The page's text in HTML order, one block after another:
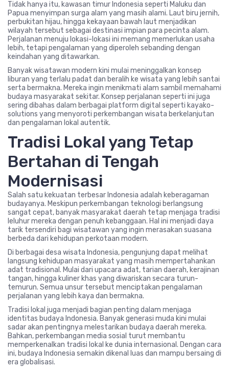
Tidak hanya itu, kawasan timur Indonesia seperti Maluku dan
Papua menyimpan surga alam yang masih alami. Laut biru jernih,
perbukitan hijau, hingga kekayaan bawah laut menjadikan
wilayah tersebut sebagai destinasi impian para pecinta alam.
Perjalanan menuju lokasi-lokasi ini memang memerlukan usaha
lebih, tetapi pengalaman yang diperoleh sebanding dengan
keindahan yang ditawarkan.
Banyak wisatawan modern kini mulai meninggalkan konsep
liburan yang terlalu padat dan beralih ke wisata yang lebih santai
serta bermakna. Mereka ingin menikmati alam sambil memahami
budaya masyarakat sekitar. Konsep perjalanan seperti ini juga
sering dibahas dalam berbagai platform digital seperti kayako-
solutions yang menyoroti perkembangan wisata berkelanjutan
dan pengalaman lokal autentik.
Tradisi Lokal yang Tetap
Bertahan di Tengah
Modernisasi
Salah satu kekuatan terbesar Indonesia adalah keberagaman
budayanya. Meskipun perkembangan teknologi berlangsung
sangat cepat, banyak masyarakat daerah tetap menjaga tradisi
leluhur mereka dengan penuh kebanggaan. Hal ini menjadi daya
tarik tersendiri bagi wisatawan yang ingin merasakan suasana
berbeda dari kehidupan perkotaan modern.
Di berbagai desa wisata Indonesia, pengunjung dapat melihat
langsung kehidupan masyarakat yang masih mempertahankan
adat tradisional. Mulai dari upacara adat, tarian daerah, kerajinan
tangan, hingga kuliner khas yang diwariskan secara turun-
temurun. Semua unsur tersebut menciptakan pengalaman
perjalanan yang lebih kaya dan bermakna.
Tradisi lokal juga menjadi bagian penting dalam menjaga
identitas budaya Indonesia. Banyak generasi muda kini mulai
sadar akan pentingnya melestarikan budaya daerah mereka.
Bahkan, perkembangan media sosial turut membantu
memperkenalkan tradisi lokal ke dunia internasional. Dengan cara
ini, budaya Indonesia semakin dikenal luas dan mampu bersaing di
era globalisasi.